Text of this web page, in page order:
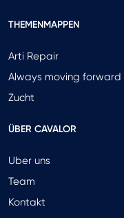
THEMENMAPPEN
Arti Repair
Always moving forward
Zucht
ÜBER CAVALOR
Uber uns
Team
Kontakt